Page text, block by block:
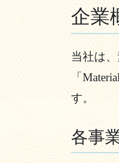
企業
当社は
「
す。
各事